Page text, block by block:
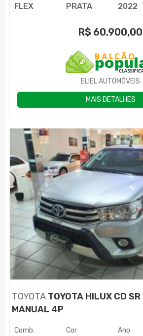
FLEX PRATA 2022
R$ 60.900,00
ELIEL AUTOMÓVEIS
MAIS DETALHES
TOYOTA TOYOTA HILUX CD
MANUAL 4P
Comb. Cor Ano